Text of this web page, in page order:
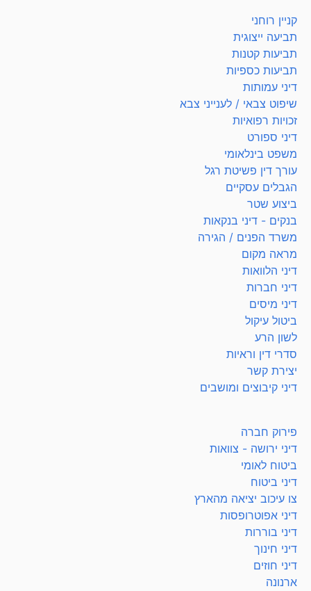
קניין רוחני
תביעה ייצוגית
תביעות קטנות
תביעות כספיות
דיני עמותות
שיפוט צבאי / לענייני צבא
זכויות רפואיות
דיני ספורט
משפט בינלאומי
עורך דין פשיטת רגל
הגבלים עסקיים
ביצוע שטר
בנקים - דיני בנקאות
משרד הפנים / הגירה
מראה מקום
דיני הלוואות
דיני חברות
דיני מיסים
ביטול עיקול
לשון הרע
סדרי דין וראיות
יצירת קשר
דיני קיבוצים ומושבים
פירוק חברה
דיני ירושה - צוואות
ביטוח לאומי
דיני ביטוח
צו עיכוב יציאה מהארץ
דיני אפוטרופסות
דיני בוררות
דיני חינוך
דיני חוזים
ארנונה